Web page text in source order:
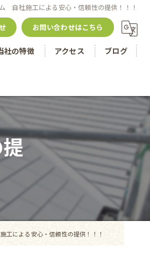
自社施工による安心・信頼性の提供！！！
お問い合わせはこちら
社の特徴
建て
宅ローン控除
アクセス ブログ
工による安心・信頼性の提供！！！